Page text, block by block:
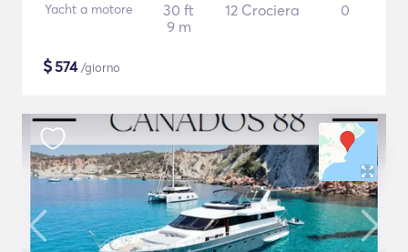
Yacht a motore
30 ft
9 m
12 Crociera 0
$574/giorno